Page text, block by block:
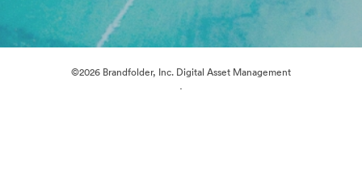
©2026 Brandfolder, Inc. Digital Asset Management
·